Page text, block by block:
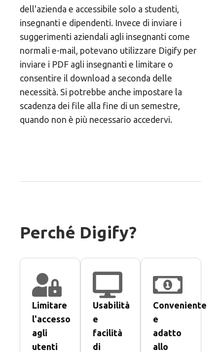
dell'azienda e accessibile solo a studenti,
insegnanti e dipendenti. Invece di inviare i
suggerimenti aziendali agli insegnanti come
normali e-mail, potevano utilizzare Digify per
inviare i PDF agli insegnanti e limitare o
consentire il download a seconda delle
necessità. Si potrebbe anche impostare la
scadenza dei file alla fine di un semestre,
quando non è più necessario accedervi.
Perché Digify?
Limitare
l'accesso
agli
utenti
Usabilità
e
facilità
di
Conveniente
e
adatto
allo